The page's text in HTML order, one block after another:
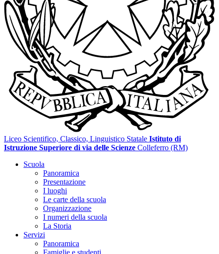
Liceo Scientifico, Classico, Linguistico Statale Istituto di
Istruzione Superiore di via delle Scienze Colleferro (RM)
Scuola
Panoramica
Presentazione
I luoghi
Le carte della scuola
Organizzazione
I numeri della scuola
La Storia
Servizi
Panoramica
Famiglie e studenti